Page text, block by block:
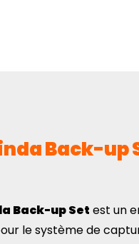
Back-up
Back-up Set est un
le système de